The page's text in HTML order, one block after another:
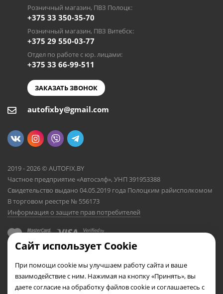
Розничный магазин, ПВЗ Полоцк:
+375 33 350-35-70
Розничный магазин, ПВЗ Витебск:
+375 29 550-03-77
Отдел по работе с юр. лицами:
+375 33 66-99-511
ЗАКАЗАТЬ ЗВОНОК
autofixby@gmail.com
2019 - 2026 © AUTOFIX.BY
Частное предприятие «Автосэлф», УНП 391953388
Свидетельство выдано 04.05.2019 года Полоцким райисполкомом
В торговом реестре № 556173
Информация о защите прав потребителей
Сайт использует Cookie
При помощи cookie мы улучшаем работу сайта и ваше
взаимодействие с ним. Нажимая на кнопку «Принять», вы
даете согласие на обработку файлов cookie и соглашаетесь с